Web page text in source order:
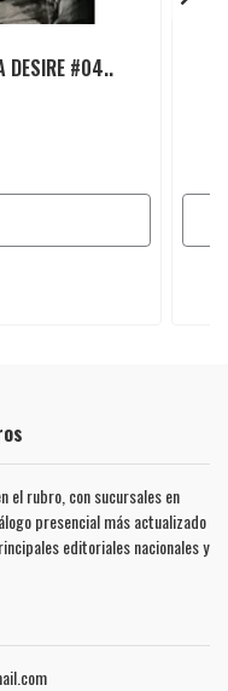
DESIRE #04..
el rubro, con sucursales en
presencial más actualizado
editoriales nacionales y